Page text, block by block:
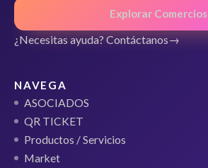
Explorar Comercios
¿Necesitas ayuda? Contáctanos
NAVEGA
ASOCIADOS
QR TICKET
Productos / Servicios
Market